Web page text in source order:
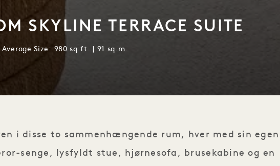
SKYLINE TERRACE SUITE
Average Size: 980 sq.ft. | 91 sq.m.
i disse to sammenhængende rum, hver med sin egen
senge, lysfyldt stue, hjørnesofa, brusekabine og en